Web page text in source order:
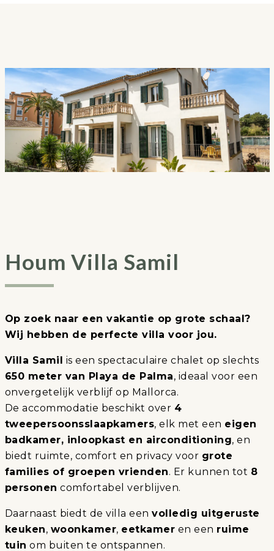
Houm Villa Samil
Op zoek naar een vakantie op grote schaal?
Wij hebben de perfecte villa voor jou.
Villa Samil is een spectaculaire chalet op slechts
650 meter van Playa de Palma, ideaal voor een
onvergetelijk verblijf op Mallorca.
De accommodatie beschikt over 4
tweepersoonsslaapkamers, elk met een eigen
badkamer, inloopkast en airconditioning, en
biedt ruimte, comfort en privacy voor grote
families of groepen vrienden. Er kunnen tot 8
personen comfortabel verblijven.
Daarnaast biedt de villa een volledig uitgeruste
keuken, woonkamer, eetkamer en een ruime
tuin om buiten te ontspannen.